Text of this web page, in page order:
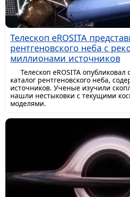
Телескоп eROSITA
рентгеновского неба с
миллионами источников
Телескоп eROSITA
каталог рентгеновского неба,
источников. Ученые изучили
нашли нестыковки с текущими
моделями.